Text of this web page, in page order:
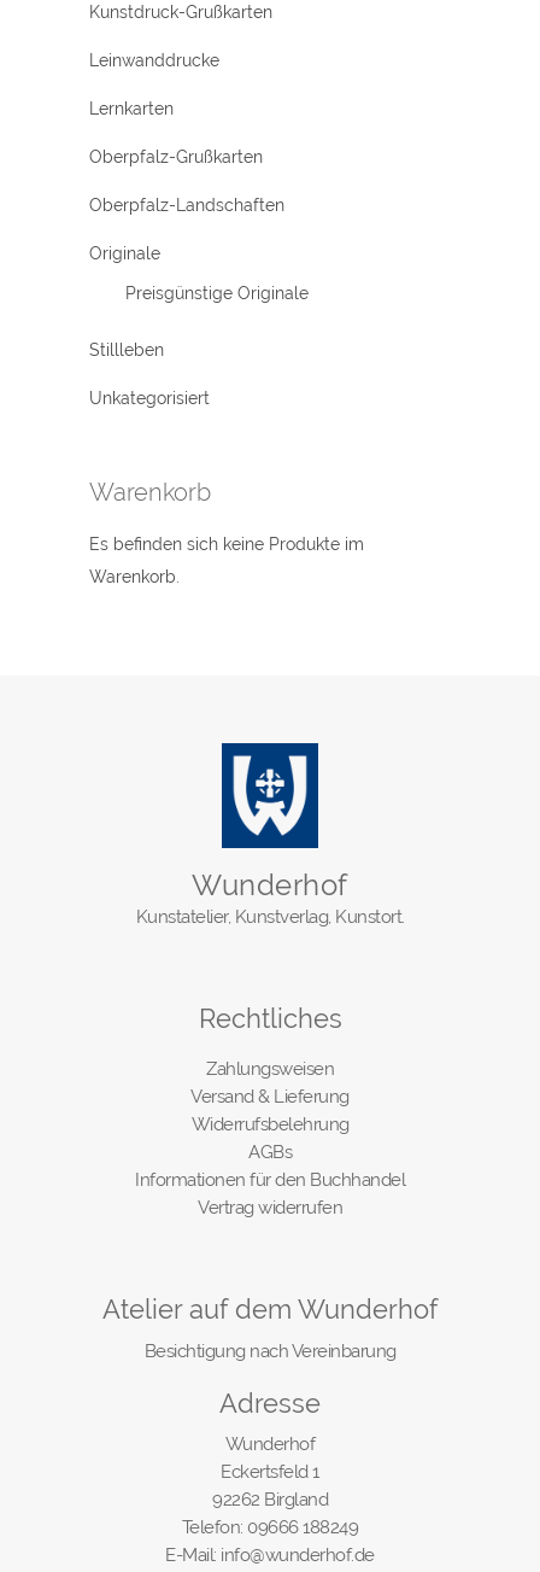
Kunstdruck-Grußkarten
Leinwanddrucke
Lernkarten
Oberpfalz-Grußkarten
Oberpfalz-Landschaften
Originale
Preisgünstige Originale
Stillleben
Unkategorisiert
Warenkorb
Es befinden sich keine Produkte im
Warenkorb.
Wunderhof
Kunstatelier, Kunstverlag, Kunstort.
Rechtliches
Zahlungsweisen
Versand & Lieferung
Widerrufsbelehrung
AGBs
Informationen für den Buchhandel
Vertrag widerrufen
Atelier auf dem Wunderhof
Besichtigung nach Vereinbarung
Adresse
Wunderhof
Eckertsfeld 1
92262 Birgland
Telefon: 09666 188249
E-Mail: info@wunderhof.de